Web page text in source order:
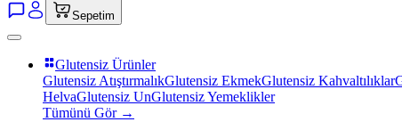
Sepetim
Glutensiz Ürünler
Glutensiz AtıştırmalıkGlutensiz EkmekGlutensiz Kahvaltılıklar
HelvaGlutensiz UnGlutensiz Yemeklikler
Tümünü Gör →